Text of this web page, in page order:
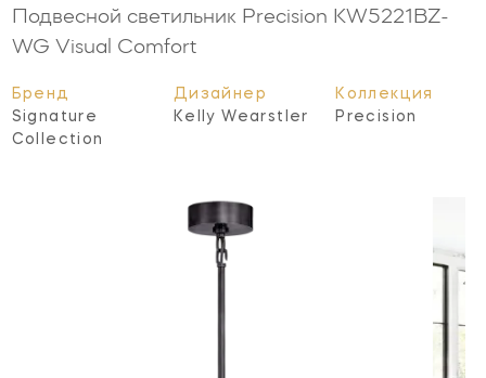
Подвесной светильник Precision KW5221BZ-
WG Visual Comfort
Бренд
Signature
Collection
Дизайнер
Kelly Wearstler
Коллекция
Precision